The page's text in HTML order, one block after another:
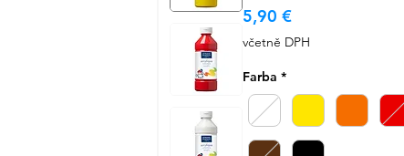
5,90 €Cena
včetně DPH
Farba *